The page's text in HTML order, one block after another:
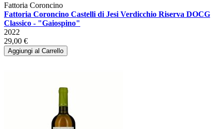
Fattoria Coroncino
Fattoria Coroncino Castelli di Jesi Verdicchio Riserva DOCG
Classico - "Gaiospino"
2022
29,00 €
Aggiungi al Carrello